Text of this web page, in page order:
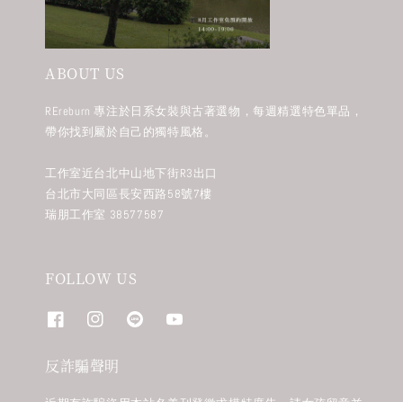
ABOUT US
REreburn 專注於日系女裝與古著選物，每週精選特色單品，
帶你找到屬於自己的獨特風格。
工作室近台北中山地下街R3出口
台北市大同區長安西路58號7樓
瑞朋工作室 38577587
FOLLOW US
反詐騙聲明